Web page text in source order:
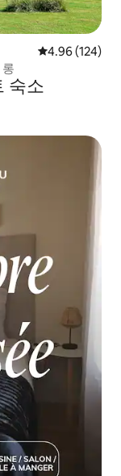
평점 4.96점(5
4.96 (124)
숙소